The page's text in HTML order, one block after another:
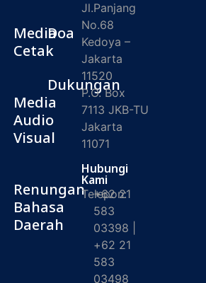
Media
Cetak
Media
Audio
Visual
Renungan
Bahasa
Daerah
Doa
Dukungan
Jl.Panjang
No.68
Kedoya –
Jakarta
11520
P.O. Box
7113 JKB-TU
Jakarta
11071
Hubungi
Kami
Telepon:
+62 21
583
03398 |
+62 21
583
03498